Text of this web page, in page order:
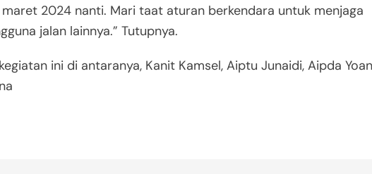
2024 nanti. Mari taat aturan berkendara untuk menjaga
jalan lainnya.” Tutupnya.
ini di antaranya, Kanit Kamsel, Aiptu Junaidi, Aipda